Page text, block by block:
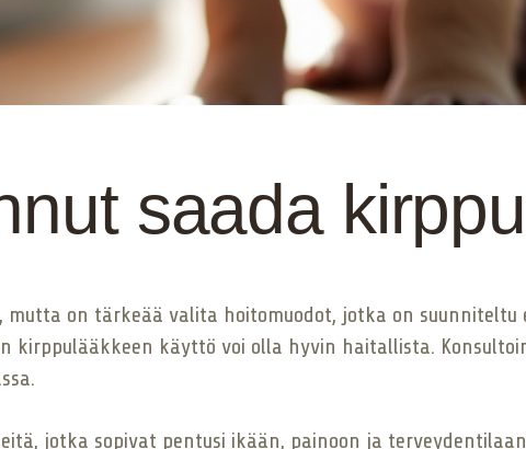
saada
on tärkeää valita hoitomuodot, jotka on
kirppulääkkeen käyttö voi olla hyvin haitallista.
jotka sopivat pentusi ikään, painoon ja